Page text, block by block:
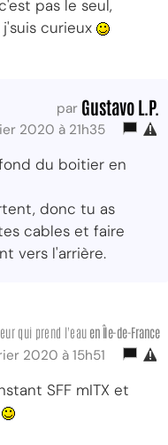
pas le seul,
curieux
par Gustavo L.P.
2020 à 21h35
du boitier en
donc tu as
cables et faire
vers l'arrière.
qui prend l'eau en Île-de-France
2020 à 15h51
SFF mITX et